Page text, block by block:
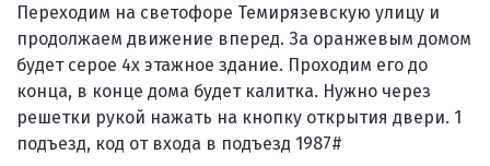
Переходим на светофоре Темирязевскую улицу и
продолжаем движение вперед. За оранжевым домом
будет серое 4х этажное здание. Проходим его до
конца, в конце дома будет калитка. Нужно через
решетки рукой нажать на кнопку открытия двери. 1
подъезд, код от входа в подъезд 1987#